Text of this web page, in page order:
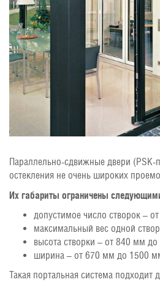
Параллельно-сдвижные двери (PSK-
остекления не очень широких
Их габариты ограничены
допустимое число створок –
максимальный вес одной
высота створки – от 840 мм
ширина – от 670 мм до 1500
Такая портальная система подходит